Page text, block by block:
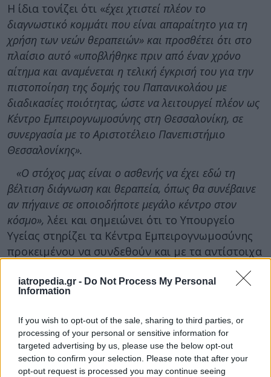
iatropedia.gr - Do Not Process My Personal
Information
If you wish to opt-out of the sale, sharing to third parties, or
processing of your personal or sensitive information for
targeted advertising by us, please use the below opt-out
section to confirm your selection. Please note that after your
opt-out request is processed you may continue seeing
Η ίδια τονίζει ότι «έχει χτιστεί πλέον το
διαγνωστικό κομμάτι που είναι απαραίτητο για τη
χρήση των νεών θεραπειών» και προσθέτει ότι στο
πλαίσιο αυτό «υποβλήθηκε πριν από έναν χρόνο
αίτημα και αναμένεται η τελική έγκρισή του για την
πιστοποίηση της δομής του Παπανικολάου με
διαδικασίες ποιότητας, ώστε να λειτουργεί πλέον ως
Κέντρο Εμπειρογνωμοσύνης στη Θεσσαλονίκη, σε
συνεργασία με το Αριστοτέλειο Πανεπιστήμιο
Θεσσαλονίκης».
«Ο στόχος μας είναι ο ασθενής να έχει εδώ τη
βέλτιση διάγνωση και θεραπεία, όπως θα συνέβαινε
αν πήγαινε σε οποιοδήποτε μεγάλο κέντρο στον
κόσμο», λέει και σημειώνει ότι το Υπουργείο
Υγείας στηρίζει τα Κέντρα Εμπειρογνωμοσύνης
προκειμένου να συνδεθούν και με τα αντίστοιχα
Παράλληλα λειτουργεί σε πολύ υψηλό επίπεδο,
Βορείου Ελλάδος στο Ιπποκράτειο Νοσοκομείο
στη Θεσσαλονίκη, που αφορά ασθενείς με
αιμορραγική διάθεση, κυρίως αιμορροφιλία α
και β καθώς και νόσο Von Willebrand.